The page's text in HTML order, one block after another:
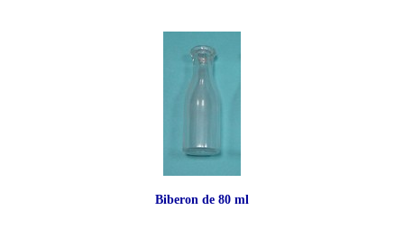
Biberon de 80 ml